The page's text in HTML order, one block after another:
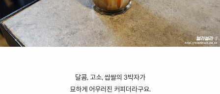
달콤, 고소, 쌉쌀의 3박자가
묘하게 어우러진 커피더라구요.